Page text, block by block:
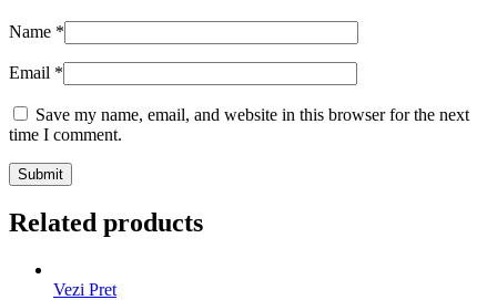
Name *
Email *
Save my name, email, and website in this browser for the next
time I comment.
Related products
Vezi Pret